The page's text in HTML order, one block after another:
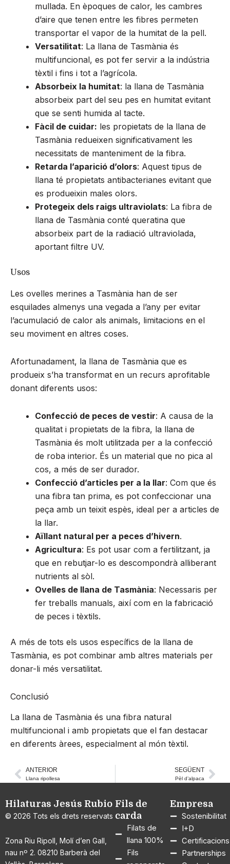
mullada. En èpoques de calor, les cambres
d’aire que tenen entre les fibres permeten
transportar el vapor de la humitat de la pell.
Versatilitat: La llana de Tasmània és
multifuncional, es pot fer servir a la indústria
tèxtil i fins i tot a l’agrícola.
Absorbeix la humitat: la llana de Tasmània
absorbeix part del seu pes en humitat evitant
que se senti humida al tacte.
Fàcil de cuidar: les propietats de la llana de
Tasmània redueixen significativament les
necessitats de manteniment de la fibra.
Retarda l’aparició d’olors: Aquest tipus de
llana té propietats antibacterianes evitant que
es produeixin males olors.
Protegeix dels raigs ultraviolats: La fibra de
llana de Tasmània conté queratina que
absorbeix part de la radiació ultraviolada,
aportant filtre UV.
Usos
Les ovelles merines a Tasmània han de ser
esquilades almenys una vegada a l’any per evitar
l’acumulació de calor als animals, limitacions en el
seu moviment en altres coses.
Afortunadament, la llana de Tasmània que es
produeix s’ha transformat en un recurs aprofitable
donant diferents usos:
Confecció de peces de vestir: A causa de la
qualitat i propietats de la fibra, la llana de
Tasmània és molt utilitzada per a la confecció
de roba interior. És un material que no pica al
cos, a més de ser durador.
Confecció d’articles per a la llar: Com que és
una fibra tan prima, es pot confeccionar una
peça amb un teixit espès, ideal per a articles de
la llar.
Aïllant natural per a peces d’hivern.
Agricultura: Es pot usar com a fertilitzant, ja
que en rebutjar-lo es descompondrà alliberant
nutrients al sòl.
Ovelles de llana de Tasmània: Necessaris per
fer treballs manuals, així com en la fabricació
de peces i tèxtils.
A més de tots els usos específics de la llana de
Tasmània, es pot combinar amb altres materials per
donar-li més versatilitat.
Conclusió
La llana de Tasmània és una fibra natural
multifuncional i amb propietats que el fan destacar
en diferents àrees, especialment al món tèxtil.
Prev
ANTERIOR
Llana ripollesa
SEGÜENT
Pèl d’alpaca
Hilaturas Jesús Rubio
© 2026 Tots els drets reservats
Zona Riu Ripoll, Molí d’en Gall,
nau nº 2. 08210 Barberà del
Fils de
carda
Filats de
llana 100%
Fils
Empresa
Sostenibilitat
I+D
Certificacions
Partnerships